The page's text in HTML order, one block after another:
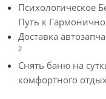
Психологическое
Путь к
Доставка
2
Снять баню на
комфортного